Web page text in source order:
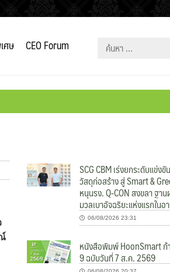
ศษ CEO Forum
ค้นหา
SCG CBM เร่งยกระดับแข่ง
วัสดุก่อสร้าง สู่ Smart &
หนุนรง. Q-CON สงขลา ฐา
มวลเบาอัจฉริยะแห่งแรกในอ
06/08/2026 23:31
หนังสือพิมพ์ HoonSmart ก้
9 ฉบับวันที่ 7 ส.ค. 2569